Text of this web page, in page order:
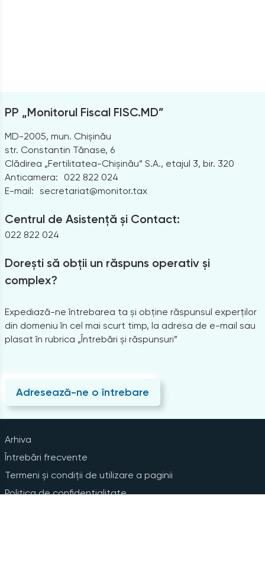
PP „Monitorul Fiscal FISC.MD”
MD-2005, mun. Chișinău
str. Constantin Tănase, 6
Clădirea „Fertilitatea-Chișinău” S.A., etajul 3, bir. 320
Anticamera:
022 822 024
E-mail: secretariat@monitor.tax
Centrul de Asistență și Contact:
022 822 024
Dorești să obții un răspuns operativ și
complex?
Expediază-ne întrebarea ta și obține răspunsul experților
din domeniu în cel mai scurt timp, la adresa de e-mail sau
plasat în rubrica „Întrebări și răspunsuri”
Adresează-ne o întrebare
Arhiva
Întrebări frecvente
Termeni și condiții de utilizare a paginii
Politica de confidențialitate